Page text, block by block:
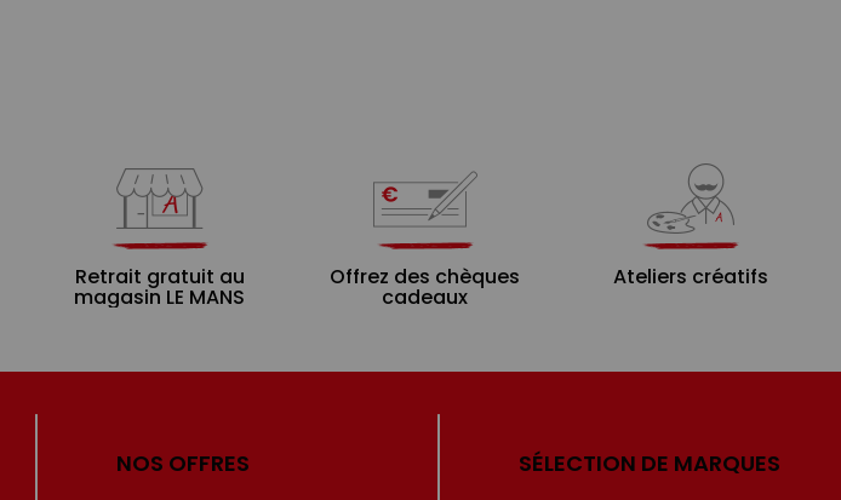
Retrait gratuit au
magasin LE MANS
Offrez des chèques
cadeaux
Ateliers créatifs
NOS OFFRES SÉLECTION DE MARQUES